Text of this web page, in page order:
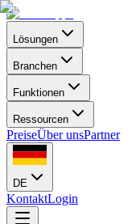
Lösungen
Branchen
Funktionen
Ressourcen
PreiseÜber unsPartner
DE
KontaktLogin